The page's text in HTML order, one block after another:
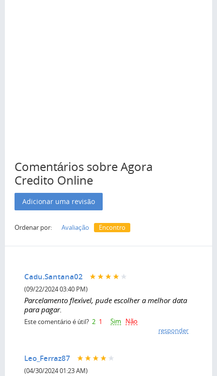
Comentários sobre Agora
Credito Online
Adicionar uma revisão
Ordenar por: Avaliação Encontro
Cadu.Santana02
(09/22/2024 03:40 PM)
Parcelamento flexível, pude escolher a melhor data
para pagar.
Este comentário é útil? 2 1 Sim
Não
responder
Leo_Ferraz87
(04/30/2024 01:23 AM)